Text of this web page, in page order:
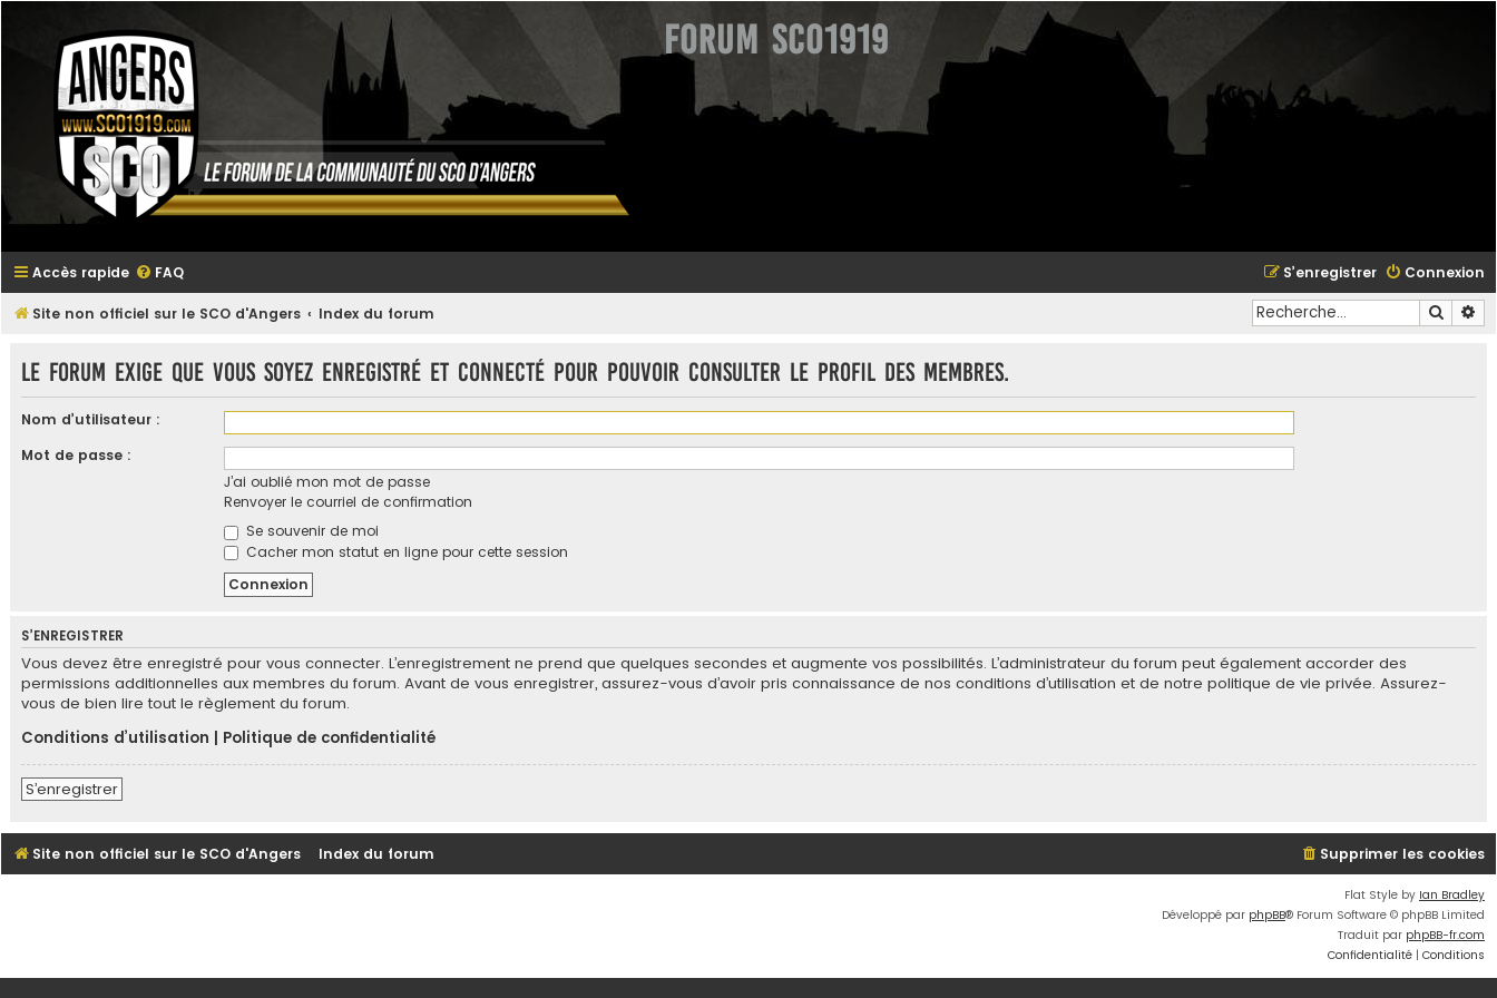
Forum SCO1919
Accès rapide FAQ Connexion
S’enregistrer
Site non officiel sur le SCO d'Angers Index du forum
Le forum exige que vous soyez enregistré et connecté pour pouvoir consulter le profil des membres.
Nom d’utilisateur :
Mot de passe :
J’ai oublié mon mot de passe
Renvoyer le courriel de confirmation
Se souvenir de moi
Cacher mon statut en ligne pour cette session
S’ENREGISTRER
Vous devez être enregistré pour vous connecter. L’enregistrement ne prend que quelques secondes et augmente vos possibilités. L’administrateur du forum peut également accorder des
permissions additionnelles aux membres du forum. Avant de vous enregistrer, assurez-vous d’avoir pris connaissance de nos conditions d’utilisation et de notre politique de vie privée. Assurez-
vous de bien lire tout le règlement du forum.
Conditions d’utilisation
Politique de confidentialité
S’enregistrer
Site non officiel sur le SCO d'Angers Index du forum Supprimer les cookies
Flat Style by Ian Bradley
Développé par phpBB® Forum Software © phpBB Limited
Traduit par phpBB-fr.com
Confidentialité | Conditions